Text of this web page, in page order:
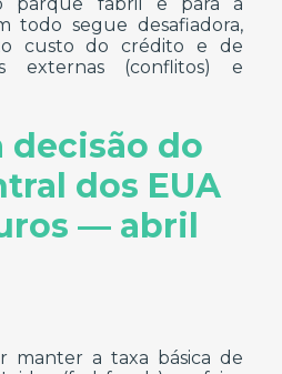
parque fabril e para a
todo segue desafiadora,
custo do crédito e de
externas (conflitos) e
decisão do
dos EUA
— abril
manter a taxa básica de